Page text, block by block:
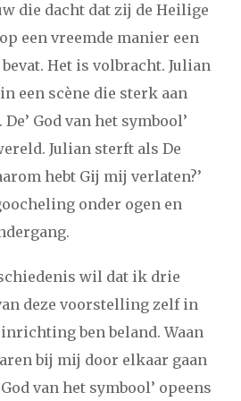
die dacht dat zij de Heilige
een vreemde manier een
Het is volbracht. Julian
een scène die sterk aan
God van het symbool’
Julian sterft als De
hebt Gij mij verlaten?’
onder ogen en
wil dat ik drie
deze voorstelling zelf in
ben beland. Waan
bij mij door elkaar gaan
van het symbool’ opeens